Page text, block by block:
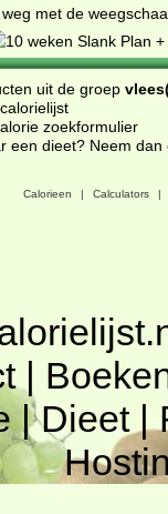
uit de groep
zoekformulier
een dieet? Neem
Calorieen | Calculators |
|
|Dieet|